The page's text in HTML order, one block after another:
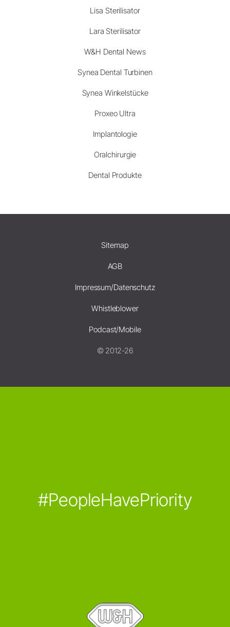
Lisa Sterilisator
Lara Sterilisator
W&H Dental News
Synea Dental Turbinen
Synea Winkelstücke
Proxeo Ultra
Implantologie
Oralchirurgie
Dental Produkte
Sitemap
AGB
Impressum/Datenschutz
Whistleblower
Podcast/Mobile
© 2012-26
#PeopleHavePriority